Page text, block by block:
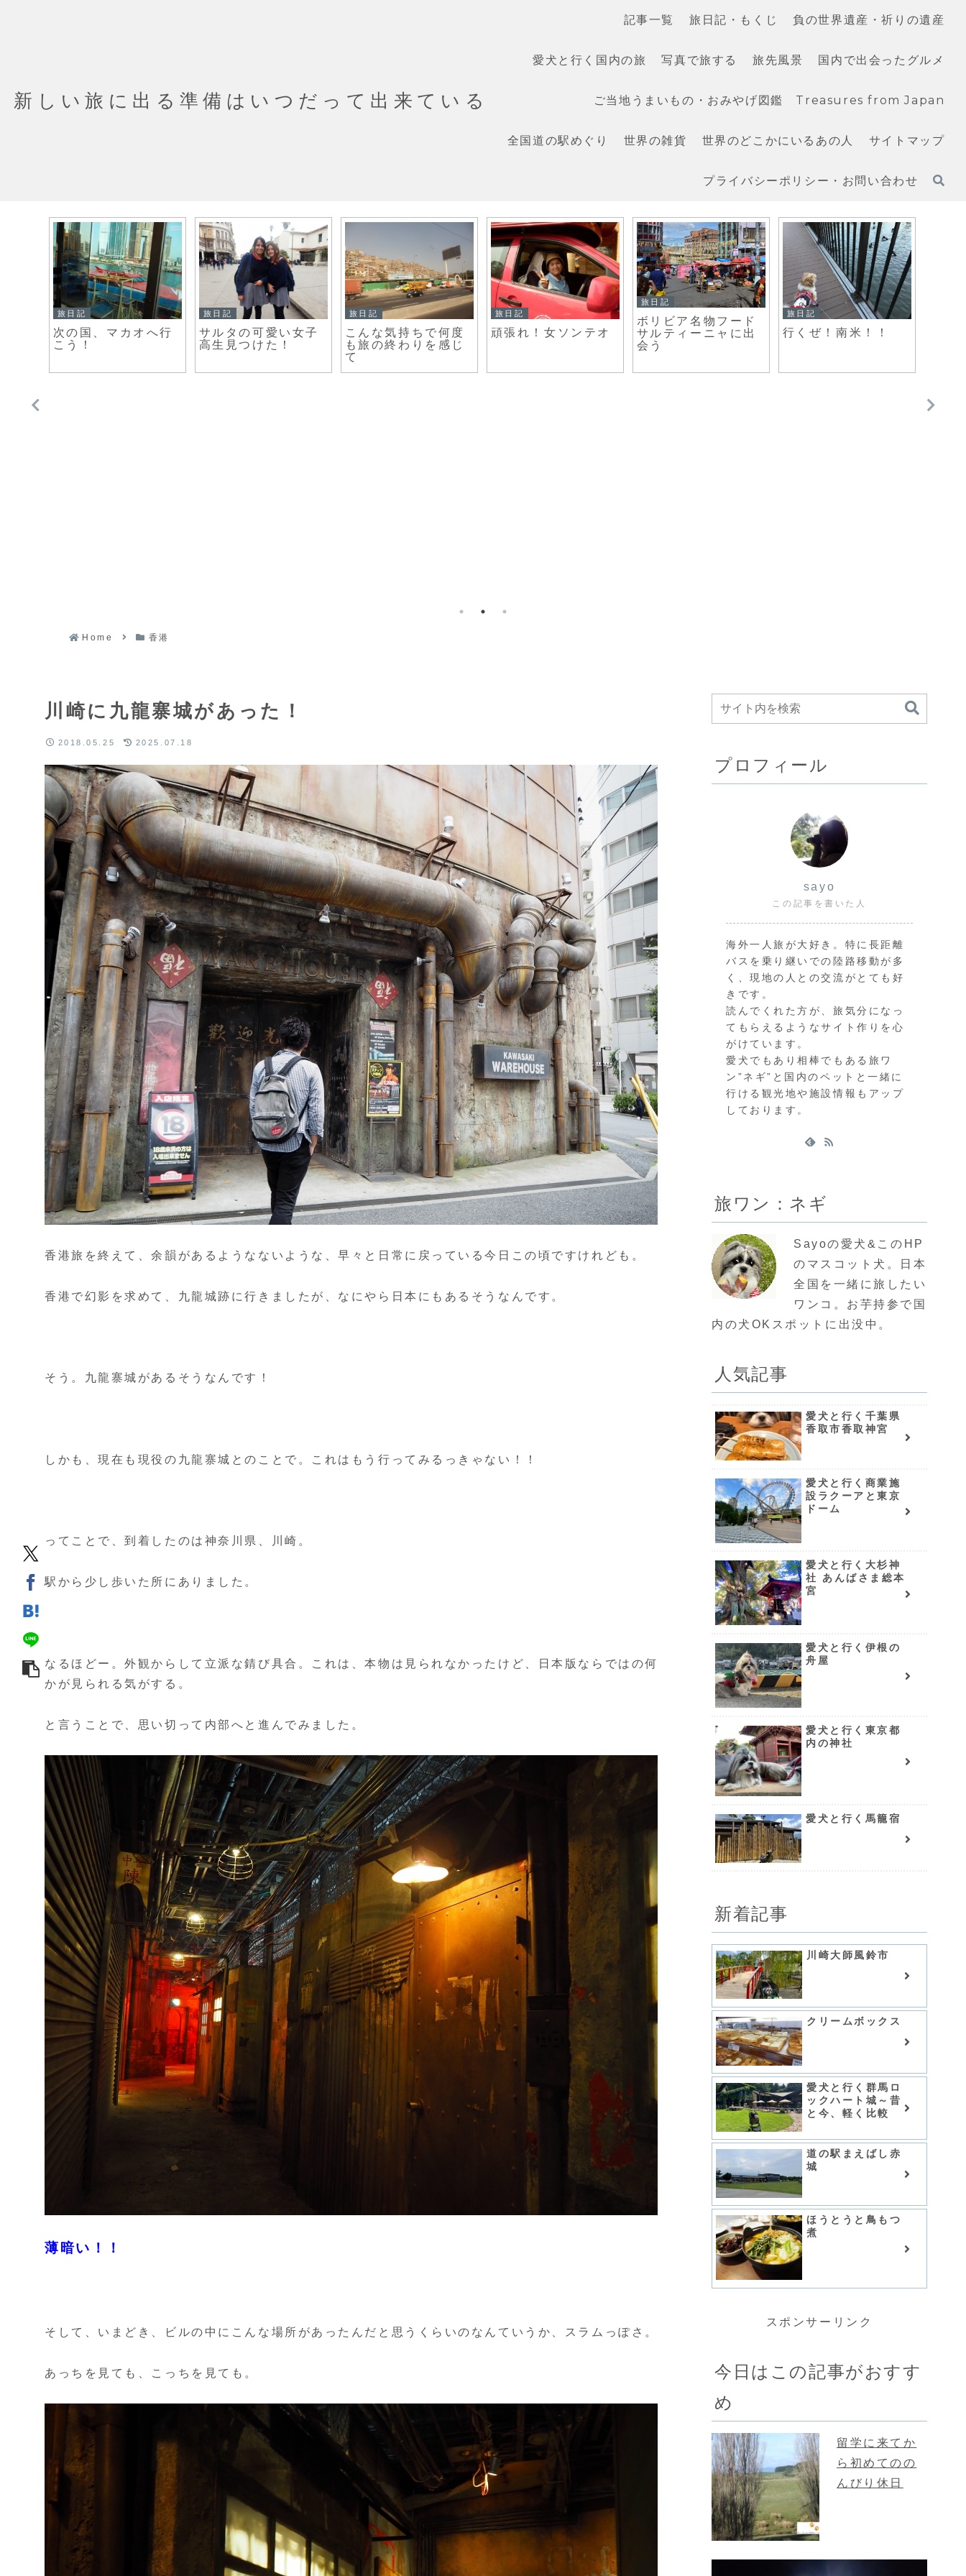
新しい旅に出る準備はいつだって出来ている
記事一覧 旅日記・もくじ 負の世界遺産・祈りの遺産
愛犬と行く国内の旅 写真で旅する 旅先風景 国内で出会ったグルメ
ご当地うまいもの・おみやげ図鑑 Treasures from Japan
全国道の駅めぐり 世界の雑貨 世界のどこかにいるあの人 サイトマップ
プライバシーポリシー・お問い合わせ
旅日記
次の国、マカオへ行
こう！
旅日記
サルタの可愛い女子
高生見つけた！
旅日記
こんな気持ちで何度
も旅の終わりを感じ
て
旅日記
頑張れ！女ソンテオ
旅日記
ボリビア名物フード
サルティーニャに出
会う
旅日記
行くぜ！南米！！
Home 香港
川崎に九龍寨城があった！
2018.05.25 2025.07.18
香港旅を終えて、余韻があるようなないような、早々と日常に戻っている今日この頃ですけれども。
香港で幻影を求めて、九龍城跡に行きましたが、なにやら日本にもあるそうなんです。
そう。九龍寨城があるそうなんです！
しかも、現在も現役の九龍寨城とのことで。これはもう行ってみるっきゃない！！
ってことで、到着したのは神奈川県、川崎。
駅から少し歩いた所にありました。
なるほどー。外観からして立派な錆び具合。これは、本物は見られなかったけど、日本版ならではの何
かが見られる気がする。
と言うことで、思い切って内部へと進んでみました。
薄暗い！！
そして、いまどき、ビルの中にこんな場所があったんだと思うくらいのなんていうか、スラムっぽさ。
あっちを見ても、こっちを見ても。
プロフィール
sayo
この記事を書いた人
海外一人旅が大好き。特に長距離
バスを乗り継いでの陸路移動が多
く、現地の人との交流がとても好
きです。
読んでくれた方が、旅気分になっ
てもらえるようなサイト作りを心
がけています。
愛犬でもあり相棒でもある旅ワ
ン”ネギ”と国内のペットと一緒に
行ける観光地や施設情報もアップ
しております。
旅ワン：ネギ
Sayoの愛犬&このHP
のマスコット犬。日本
全国を一緒に旅したい
ワンコ。お芋持参で国
内の犬OKスポットに出没中。
人気記事
愛犬と行く千葉県
香取市香取神宮
愛犬と行く商業施
設ラクーアと東京
ドーム
愛犬と行く大杉神
社 あんばさま総本
宮
愛犬と行く伊根の
舟屋
愛犬と行く東京都
内の神社
愛犬と行く馬籠宿
新着記事
川崎大師風鈴市
クリームボックス
愛犬と行く群馬ロ
ックハート城～昔
と今、軽く比較
道の駅まえばし赤
城
ほうとうと鳥もつ
煮
スポンサーリンク
今日はこの記事がおすす
め
留学に来てか
ら初めてのの
んびり休日